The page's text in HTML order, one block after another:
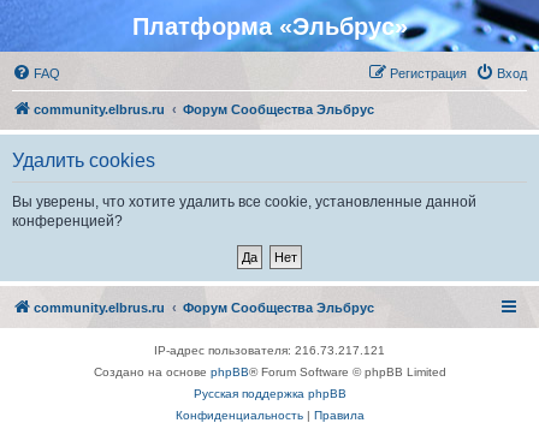
Платформа «Эльбрус»
FAQ Вход
Регистрация
community.elbrus.ru Форум Сообщества Эльбрус
Удалить cookies
Вы уверены, что хотите удалить все cookie, установленные данной
конференцией?
community.elbrus.ru Форум Сообщества Эльбрус
IP-адрес пользователя: 216.73.217.121
Создано на основе phpBB® Forum Software © phpBB Limited
Русская поддержка phpBB
Конфиденциальность| Правила